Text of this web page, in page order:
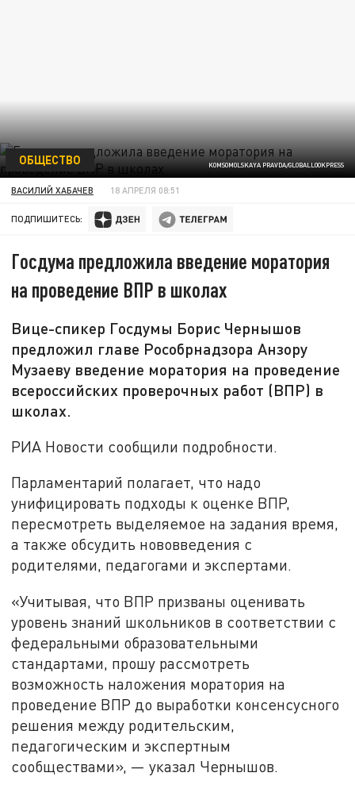
KOMSOMOLSKAYA PRAVDA/GLOBALLOOKPRESS
ОБЩЕСТВО
ВАСИЛИЙ ХАБАЧЕВ 18 АПРЕЛЯ 08:51
ПОДПИШИТЕСЬ:
Госдума предложила введение моратория
на проведение ВПР в школах
Вице-спикер Госдумы Борис Чернышов
предложил главе Рособрнадзора Анзору
Музаеву введение моратория на проведение
всероссийских проверочных работ (ВПР) в
школах.
РИА Новости сообщили подробности.
Парламентарий полагает, что надо
унифицировать подходы к оценке ВПР,
пересмотреть выделяемое на задания время,
а также обсудить нововведения с
родителями, педагогами и экспертами.
«Учитывая, что ВПР призваны оценивать
уровень знаний школьников в соответствии с
федеральными образовательными
стандартами, прошу рассмотреть
возможность наложения моратория на
проведение ВПР до выработки консенсусного
решения между родительским,
педагогическим и экспертным
сообществами», — указал Чернышов.